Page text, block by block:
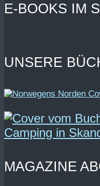
E-BOOKS IM
UNSERE
MAGAZINE